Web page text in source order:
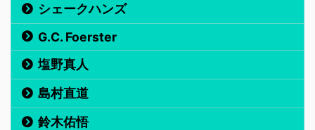
シェークハンズ
G.C. Foerster
塩野真人
島村直道
鈴木佑悟